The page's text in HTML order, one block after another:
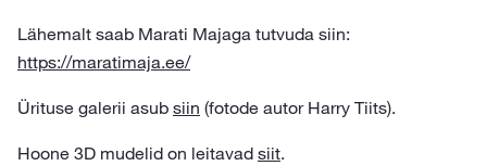
Lähemalt saab Marati Majaga tutvuda siin:
https://maratimaja.ee/
Ürituse galerii asub siin (fotode autor Harry Tiits).
Hoone 3D mudelid on leitavad siit.